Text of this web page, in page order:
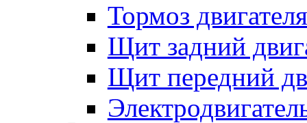
Тормоз
Щит задний
Щит передний